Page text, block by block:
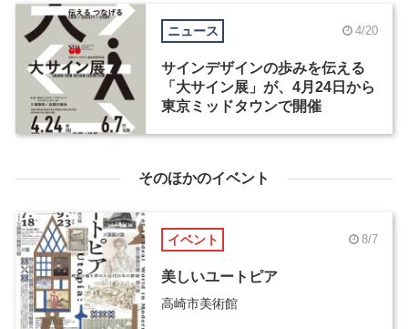
ニュース 4/20
サインデザインの歩みを伝える
「大サイン展」が、4月24日から
東京ミッドタウンで開催
そのほかのイベント
イベント 8/7
美しいユートピア
高崎市美術館